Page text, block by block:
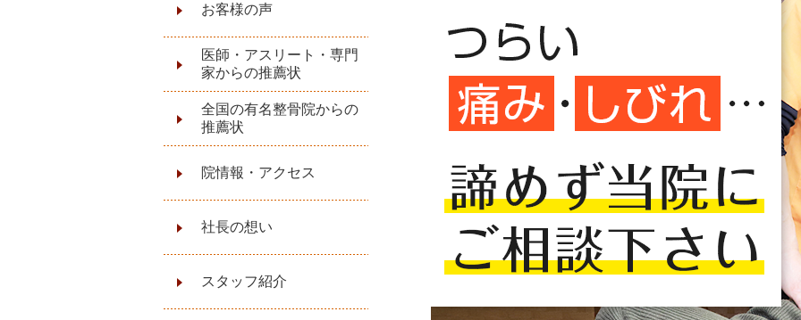
お客様の声
医師・アスリート・専門
家からの推薦状
全国の有名整骨院からの
推薦状
院情報・アクセス
社長の想い
スタッフ紹介